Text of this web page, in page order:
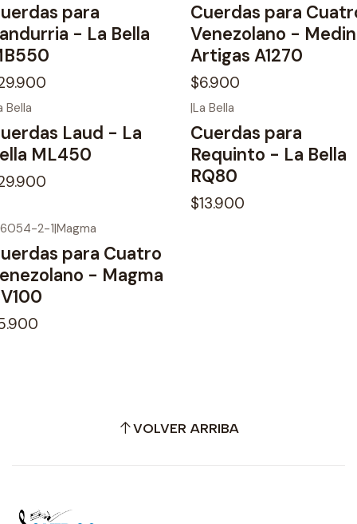
para
- La Bella
Cuerdas para
Venezolano -
Artigas A1270
$6.900
Bella
Laud - La
ML450
|La Bella
Cuerdas para
Requinto - La Bella
RQ80
$13.900
disponible
2-1|Magma
para Cuatro
- Magma
VOLVER ARRIBA